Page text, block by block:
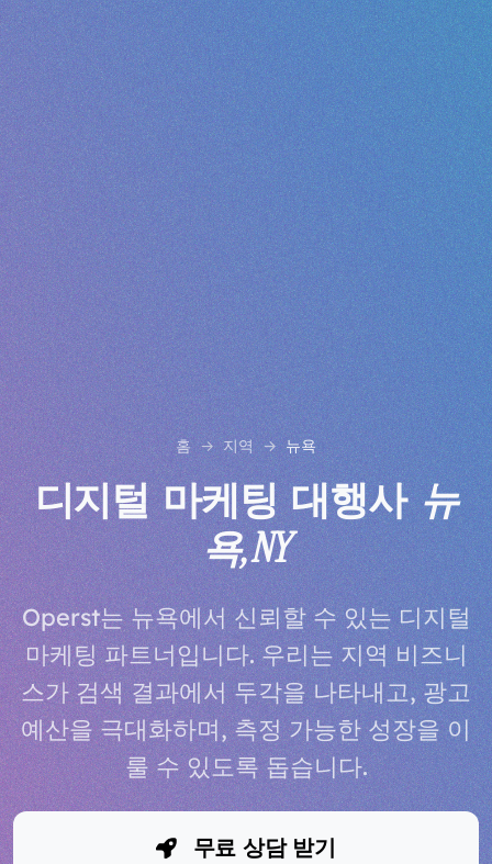
홈 지역 뉴욕
디지털 마케팅 대행사뉴
욕, NY
Operst는 뉴욕에서 신뢰할 수 있는 디지털
마케팅 파트너입니다. 우리는 지역 비즈니
스가 검색 결과에서 두각을 나타내고, 광고
예산을 극대화하며, 측정 가능한 성장을 이
룰 수 있도록 돕습니다.
무료 상담 받기